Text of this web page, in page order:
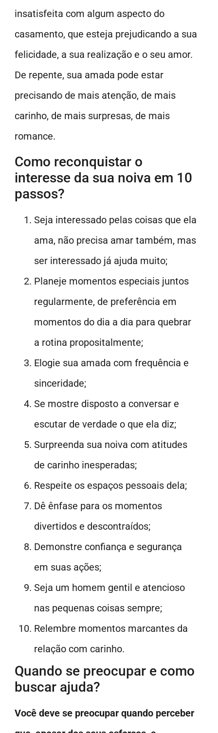
insatisfeita com algum aspecto do
casamento, que esteja prejudicando a sua
felicidade, a sua realização e o seu amor.
De repente, sua amada pode estar
precisando de mais atenção, de mais
carinho, de mais surpresas, de mais
romance.
Como reconquistar o
interesse da sua noiva em 10
passos?
Seja interessado pelas coisas que ela
ama, não precisa amar também, mas
ser interessado já ajuda muito;
Planeje momentos especiais juntos
regularmente, de preferência em
momentos do dia a dia para quebrar
a rotina propositalmente;
Elogie sua amada com frequência e
sinceridade;
Se mostre disposto a conversar e
escutar de verdade o que ela diz;
Surpreenda sua noiva com atitudes
de carinho inesperadas;
Respeite os espaços pessoais dela;
Dê ênfase para os momentos
divertidos e descontraídos;
Demonstre confiança e segurança
em suas ações;
Seja um homem gentil e atencioso
nas pequenas coisas sempre;
Relembre momentos marcantes da
relação com carinho.
Quando se preocupar e como
buscar ajuda?
Você deve se preocupar quando perceber